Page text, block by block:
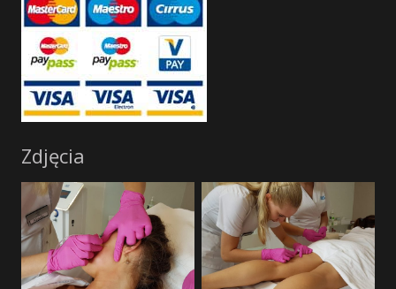
Zdjęcia